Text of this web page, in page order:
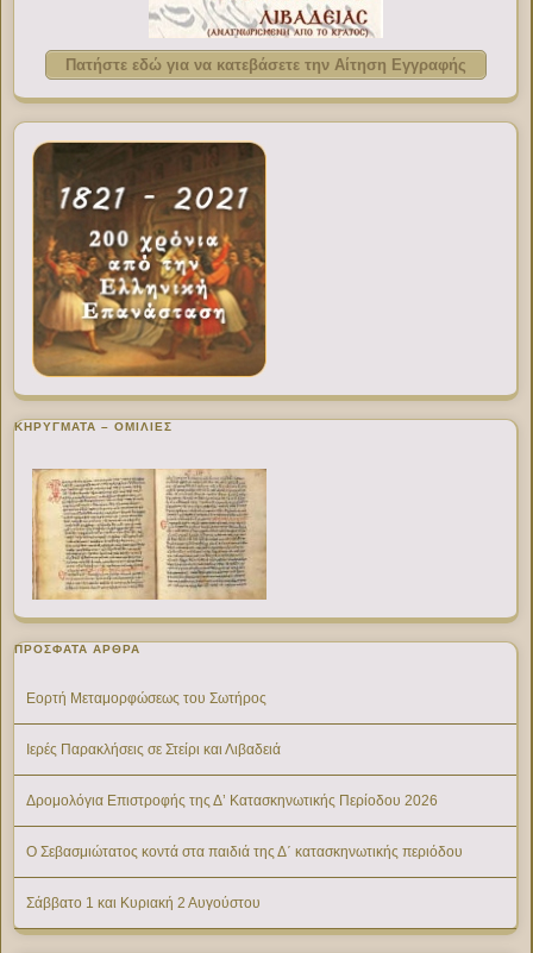
Πατήστε εδώ για να κατεβάσετε την Αίτηση Εγγραφής
ΚΗΡΥΓΜΑΤΑ – ΟΜΙΛΙΕΣ
ΠΡΌΣΦΑΤΑ ΆΡΘΡΑ
Εορτή Μεταμορφώσεως του Σωτήρος
Ιερές Παρακλήσεις σε Στείρι και Λιβαδειά
Δρομολόγια Επιστροφής της Δ’ Κατασκηνωτικής Περίοδου 2026
Ο Σεβασμιώτατος κοντά στα παιδιά της Δ΄ κατασκηνωτικής περιόδου
Σάββατο 1 και Κυριακή 2 Αυγούστου